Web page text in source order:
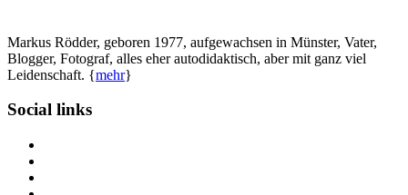
Markus Rödder, geboren 1977, aufgewachsen in Münster, Vater,
Blogger, Fotograf, alles eher autodidaktisch, aber mit ganz viel
Leidenschaft. {mehr}
Social links